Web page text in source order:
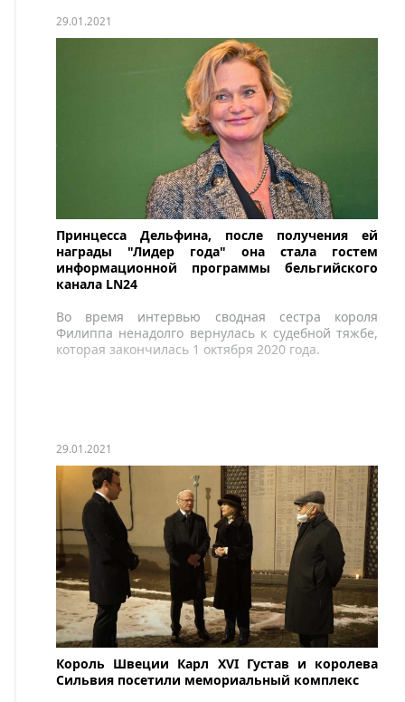
29.01.2021
Принцесса Дельфина, после получения ей
награды "Лидер года" она стала гостем
информационной программы бельгийского
канала LN24
Во время интервью сводная сестра короля
Филиппа ненадолго вернулась к судебной тяжбе,
которая закончилась 1 октября 2020 года.
29.01.2021
Король Швеции Карл XVI Густав и королева
Сильвия посетили мемориальный комплекс